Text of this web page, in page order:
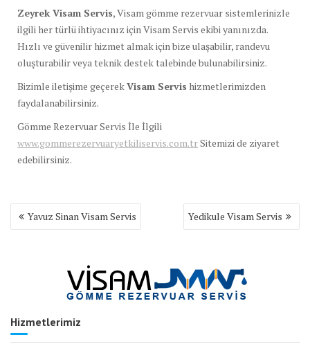
Zeyrek Visam Servis, Visam gömme rezervuar sistemlerinizle
ilgili her türlü ihtiyacınız için Visam Servis ekibi yanınızda.
Hızlı ve güvenilir hizmet almak için bize ulaşabilir, randevu
oluşturabilir veya teknik destek talebinde bulunabilirsiniz.
Bizimle iletişime geçerekVisam Servis hizmetlerimizden
faydalanabilirsiniz.
Gömme Rezervuar Servis İle İlgili
www.gommerezervuaryetkiliservis.com.trSitemizi de ziyaret
edebilirsiniz.
Yazı
gezinmesi
Yavuz Sinan Visam Servis Yedikule Visam Servis
Hizmetlerimiz